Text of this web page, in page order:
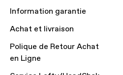
Information garantie
Achat et livraison
Polique de Retour Achat
en Ligne